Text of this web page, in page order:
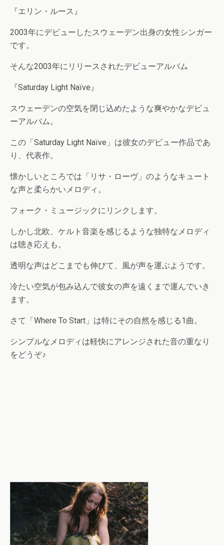
『エリン・ルース』
2003年にデビューしたスウェーデン出身の女性シンガー
です。
そんな2003年にリリースされたデビューアルバム
『Saturday Light Naïve』
スウェーデンの空気を閉じ込めたような爽やかなデビュ
ーアルバム。
この「Saturday Light Naïve」は彼女のデビュー作品であ
り、代表作。
懐かしいところでは「リサ・ローヴ」のようなキュート
な声と柔らかいメロディ。
フォーク・ミュージックにリンクします。
しかし北欧、ケルト音楽を感じるような独特なメロディ
は聴き応えも。
透明な声はどこまでも伸びて、風が声を運ぶようです。
冷たい空気が包み込んで彼女の声を遠くまで運んでいき
ます。
さて「Where To Start」は特にその自然を感じる1曲。
シンプルなメロディは軽快にアレンジされた音の重なり
をどうぞ♪